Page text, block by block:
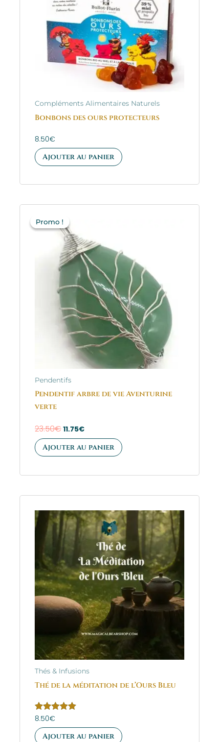
Compléments Alimentaires Naturels
Bonbons des ours protecteurs
8.50€
Ajouter au panier
Promo !
Promo !
Pendentifs
Pendentif arbre de vie Aventurine
verte
23.50€
prix
initial
était :
23.50€.
11.75€
est :
11.75€.
Ajouter au panier
Thés & Infusions
Thé de la méditation de l’Ours Bleu
Note
sur 5
8.50€
Ajouter au panier